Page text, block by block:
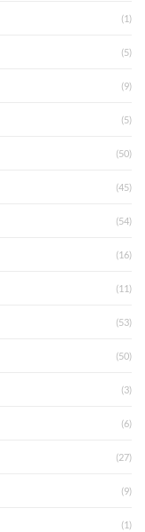
(1)
(5)
(9)
(5)
(50)
(45)
(54)
(16)
(11)
(53)
(50)
(3)
(6)
(27)
(9)
(1)